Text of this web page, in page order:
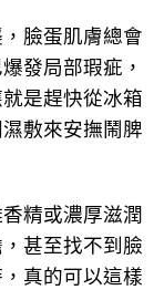
臉蛋肌膚總會
發局部瑕疵，
是趕快從冰箱
敷來安撫鬧脾
精或濃厚滋潤
甚至找不到臉
真的可以這樣